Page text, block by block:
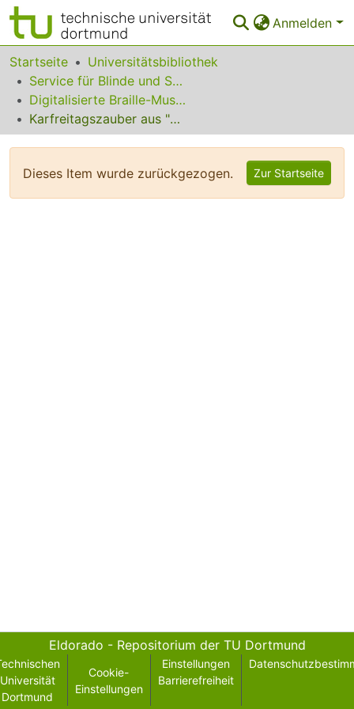
Anmelden
Bereiche & Sammlungen
Das gesamte Repositorium
Statistiken
Startseite
Universitätsbibliothek
Service für Blinde und Sehbehinderte
Digitalisierte Braille-Musik-Matrizen des VzfB
Karfreitagszauber aus "Parsifal"
Dieses Item wurde zurückgezogen. Zur Startseite
Eldorado - Repositorium der TU Dortmund
Universität
Dortmund
Cookie-
Einstellungen
Einstellungen
Barrierefreiheit